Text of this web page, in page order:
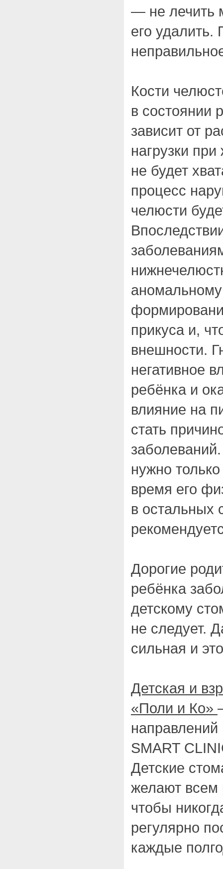
— не лечить
его
Кости
в состоянии
зависит от
нагрузки
не будет
процесс
челюсти
прикуса и,
внешности.
негативное
ребёнка и
влияние на
стать
нужно
время его
в остальных
Дорогие
ребёнка
детскому
не следует.
сильная и
Детская и
«Поли и Ко»
направлений
SMART
Детские
желают всем
чтобы
регулярно
каждые